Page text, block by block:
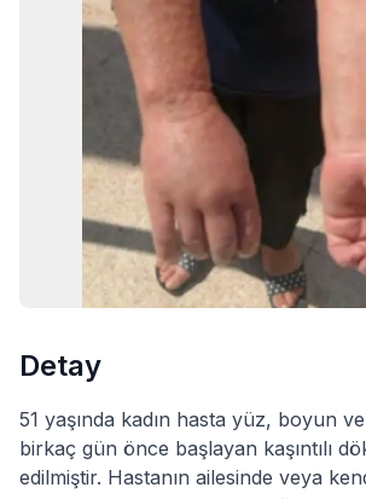
Detay
51 yaşında kadın hasta yüz, boyun
birkaç gün önce başlayan kaşıntılı
edilmiştir. Hastanın ailesinde veya